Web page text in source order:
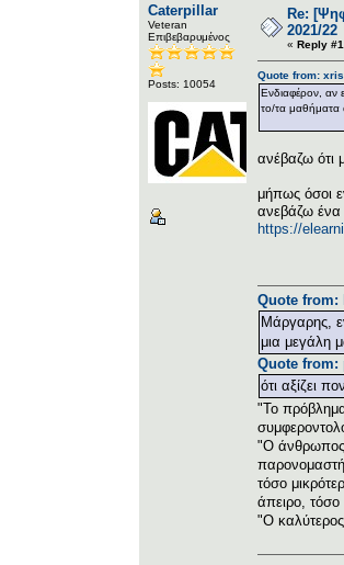
Caterpillar
Veteran
Επιβεβαρυμένος
Posts: 10054
Re:
2021/22
« Reply
Quote from:
Ενδιαφέρον, αν
το/τα μαθήματα
ανέβαζω ότι
μήπως όσοι
ανεβάζω ένα
https://
Quote from:
Μάργαρης,
μια μεγάλη
Quote from:
ότι αξίζει
"Το πρόβλημα
"Ο άνθρωπος
τόσο
άπειρο, τόσο
"Ο καλύτερος